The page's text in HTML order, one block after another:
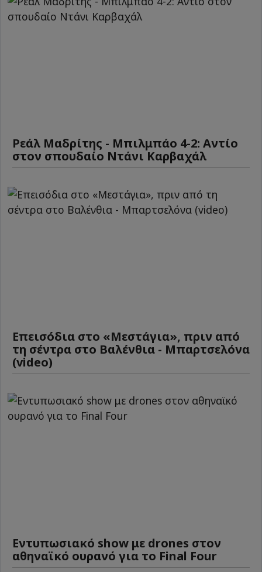
Ρεάλ Μαδρίτης - Μπιλμπάο 4-2: Αντίο
στον σπουδαίο Ντάνι Καρβαχάλ
Επεισόδια στο «Μεστάγια», πριν από
τη σέντρα στο Βαλένθια - Μπαρτσελόνα
(video)
Εντυπωσιακό show με drones στον
αθηναϊκό ουρανό για το Final Four